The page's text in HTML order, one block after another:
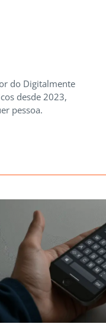
do Digitalmente
desde 2023,
pessoa.